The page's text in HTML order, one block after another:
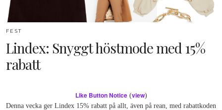
FEST
Lindex: Snyggt höstmode med 15%
rabatt
Like Button Notice(view)
Denna vecka ger Lindex 15% rabatt på allt, även på rean, med rabattkoden